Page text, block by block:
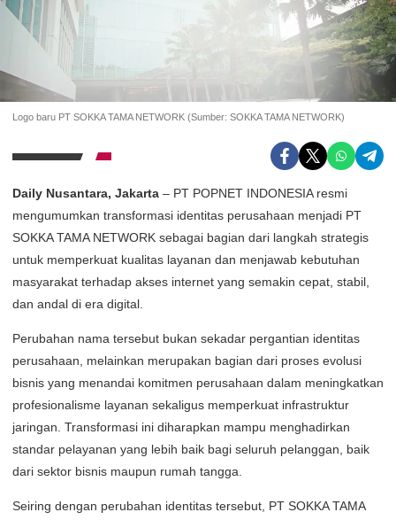
Logo baru PT SOKKA TAMA NETWORK (Sumber: SOKKA TAMA NETWORK)
Daily Nusantara, Jakarta – PT POPNET INDONESIA resmi
mengumumkan transformasi identitas perusahaan menjadi PT
SOKKA TAMA NETWORK sebagai bagian dari langkah strategis
untuk memperkuat kualitas layanan dan menjawab kebutuhan
masyarakat terhadap akses internet yang semakin cepat, stabil,
dan andal di era digital.
Perubahan nama tersebut bukan sekadar pergantian identitas
perusahaan, melainkan merupakan bagian dari proses evolusi
bisnis yang menandai komitmen perusahaan dalam meningkatkan
profesionalisme layanan sekaligus memperkuat infrastruktur
jaringan. Transformasi ini diharapkan mampu menghadirkan
standar pelayanan yang lebih baik bagi seluruh pelanggan, baik
dari sektor bisnis maupun rumah tangga.
Seiring dengan perubahan identitas tersebut, PT SOKKA TAMA